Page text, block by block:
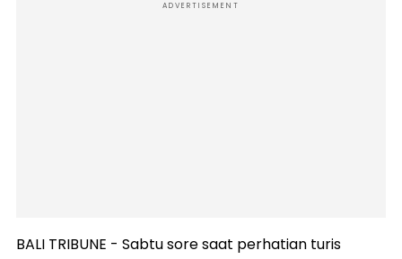
ADVERTISEMENT
BALI TRIBUNE - Sabtu sore saat perhatian turis